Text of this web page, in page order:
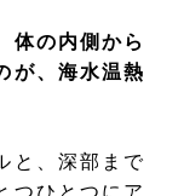
体の内側から
が、海水温熱
と、深部まで
つひとつにア